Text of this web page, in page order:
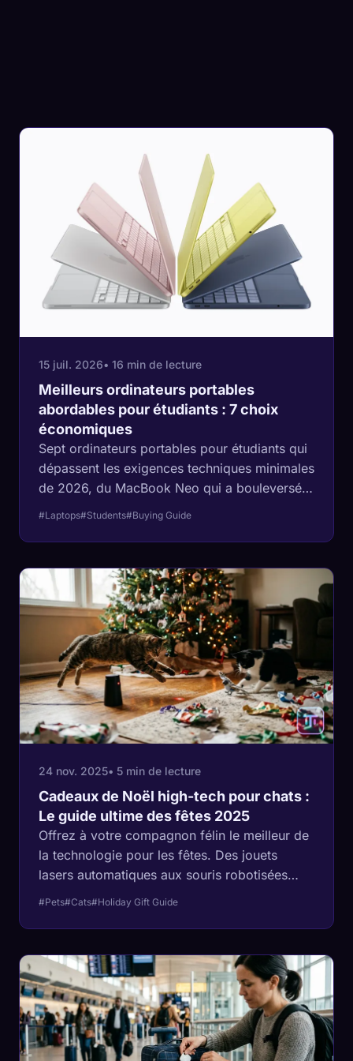
15 juil. 2026• 16 min de lecture
Meilleurs ordinateurs portables
abordables pour étudiants : 7 choix
économiques
Sept ordinateurs portables pour étudiants qui
dépassent les exigences techniques minimales
de 2026, du MacBook Neo qui a bouleversé
heures d'autonomie vidéo. Toutes les
spécifications ci-dessous sont tirées des
fiches techniques des fabricants et de tests
indépendants, et non de textes publicitaires.
#Laptops#Students#Buying Guide
24 nov. 2025• 5 min de lecture
Cadeaux de Noël high-tech pour chats :
Le guide ultime des fêtes 2025
Offrez à votre compagnon félin le meilleur de
la technologie pour les fêtes. Des jouets
lasers automatiques aux souris robotisées
interactives, voici notre sélection pour les
#Pets#Cats#Holiday Gift Guide